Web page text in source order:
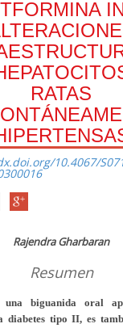
RATAS
10.4067/
Rajendra Gharbaran
Resumen
una biguanida oral
diabetes tipo II, es